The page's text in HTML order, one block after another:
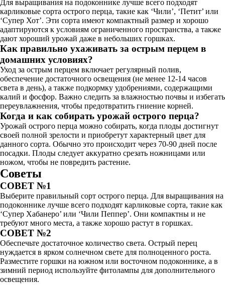
Для выращивания на подоконнике лучше всего подходят
карликовые сорта острого перца, такие как ‘Чили’, ‘Петит’ или
‘Супер Хот’. Эти сорта имеют компактный размер и хорошо
адаптируются к условиям ограниченного пространства, а также
дают хороший урожай даже в небольших горшках.
Как правильно ухаживать за острым перцем в
домашних условиях?
Уход за острым перцем включает регулярный полив,
обеспечение достаточного освещения (не менее 12-14 часов
света в день), а также подкормку удобрениями, содержащими
калий и фосфор. Важно следить за влажностью почвы и избегать
переувлажнения, чтобы предотвратить гниение корней.
Когда и как собирать урожай острого перца?
Урожай острого перца можно собирать, когда плоды достигнут
своей полной зрелости и приобретут характерный цвет для
данного сорта. Обычно это происходит через 70-90 дней после
посадки. Плоды следует аккуратно срезать ножницами или
ножом, чтобы не повредить растение.
Советы
СОВЕТ №1
Выберите правильный сорт острого перца. Для выращивания на
подоконнике лучше всего подходят карликовые сорта, такие как
‘Супер Хабанеро’ или ‘Чили Пеппер’. Они компактны и не
требуют много места, а также хорошо растут в горшках.
СОВЕТ №2
Обеспечьте достаточное количество света. Острый перец
нуждается в ярком солнечном свете для полноценного роста.
Разместите горшки на южном или восточном подоконнике, а в
зимний период используйте фитолампы для дополнительного
освещения.